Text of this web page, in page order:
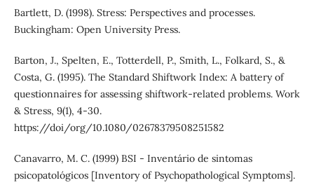
Bartlett, D. (1998). Stress: Perspectives and processes.
Buckingham: Open University Press.
Barton, J., Spelten, E., Totterdell, P., Smith, L., Folkard, S., &
Costa, G. (1995). The Standard Shiftwork Index: A battery of
questionnaires for assessing shiftwork-related problems. Work
& Stress, 9(1), 4-30.
https://doi/org/10.1080/02678379508251582
Canavarro, M. C. (1999) BSI - Inventário de sintomas
psicopatológicos [Inventory of Psychopathological Symptoms].